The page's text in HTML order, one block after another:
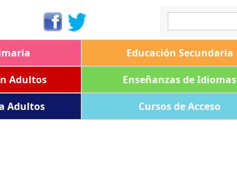
Educación Secundaria
Adultos Enseñanzas de Idiomas
Adultos Cursos de Acceso